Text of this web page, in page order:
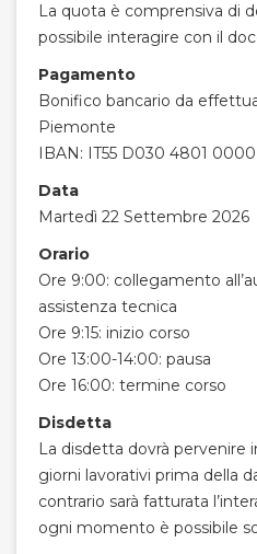
La quota è comprensiva di
possibile interagire con il
Pagamento
Bonifico bancario da
Piemonte
IBAN: IT55 D030 4801
Data
Martedì 22 Settembre 2026
Orario
Ore 9:00: collegamento
assistenza tecnica
Ore 9:15: inizio corso
Ore 13:00-14:00: pausa
Ore 16:00: termine corso
Disdetta
La disdetta dovrà pervenire
giorni lavorativi prima della
contrario sarà fatturata
ogni momento è possibile